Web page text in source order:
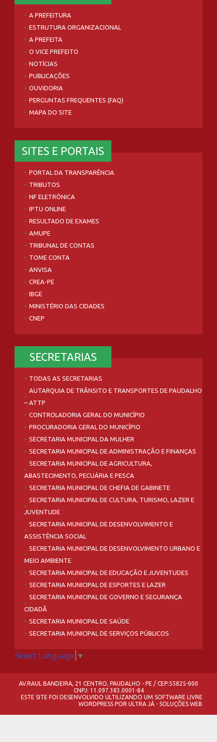
A PREFEITURA
ESTRUTURA ORGANIZACIONAL
A PREFEITA
O VICE PREFEITO
NOTÍCIAS
PUBLICAÇÕES
OUVIDORIA
PERGUNTAS FREQUENTES (FAQ)
MAPA DO SITE
SITES E PORTAIS
PORTAL DA TRANSPARÊNCIA
TRIBUTOS
NF ELETRÔNICA
IPTU ONLINE
RESULTADO DE EXAMES
AMUPE
TRIBUNAL DE CONTAS
TOME CONTA
ANVISA
CREA-PE
IBGE
MINISTÉRIO DAS CIDADES
CNEP
SECRETARIAS
TODAS AS SECRETARIAS
AUTARQUIA DE TRÂNSITO E TRANSPORTES DE PAUDALHO
– ATTP
CONTROLADORIA GERAL DO MUNICÍPIO
PROCURADORIA GERAL DO MUNICÍPIO
SECRETARIA MUNICIPAL DA MULHER
SECRETARIA MUNICIPAL DE ADMINISTRAÇÃO E FINANÇAS
SECRETARIA MUNICIPAL DE AGRICULTURA,
ABASTECIMENTO, PECUÁRIA E PESCA
SECRETARIA MUNICIPAL DE CHEFIA DE GABINETE
SECRETARIA MUNICIPAL DE CULTURA, TURISMO, LAZER E
JUVENTUDE
SECRETARIA MUNICIPAL DE DESENVOLVIMENTO E
ASSISTÊNCIA SOCIAL
SECRETARIA MUNICIPAL DE DESENVOLVIMENTO URBANO E
MEIO AMBIENTE
SECRETARIA MUNICIPAL DE EDUCAÇÃO E JUVENTUDES
SECRETARIA MUNICIPAL DE ESPORTES E LAZER
SECRETARIA MUNICIPAL DE GOVERNO E SEGURANÇA
CIDADÃ
SECRETARIA MUNICIPAL DE SAÚDE
SECRETARIA MUNICIPAL DE SERVIÇOS PÚBLICOS
Select Language ▼
AV.RAUL BANDEIRA, 21 CENTRO, PAUDALHO - PE / CEP:55825-000
CNPJ: 11.097.383.0001-84
ESTE SITE FOI DESENVOLVIDO ULTILIZANDO UM SOFTWARE LIVRE
WORDPRESS POR ULTRA JÁ - SOLUÇÕES WEB